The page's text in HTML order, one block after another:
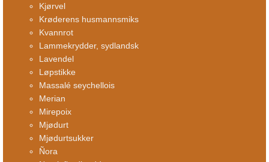
Kjørvel
Krøderens husmannsmiks
Kvannrot
Lammekrydder, sydlandsk
Lavendel
Løpstikke
Massalé seychellois
Merian
Mirepoix
Mjødurt
Mjødurtsukker
Ñora